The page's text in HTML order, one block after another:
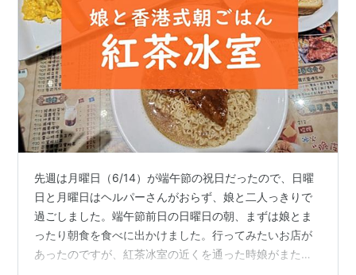
先週は月曜日（6/14）が端午節の祝日だったので、日曜
日と月曜日はヘルパーさんがおらず、娘と二人っきりで
過ごしました。端午節前日の日曜日の朝、まずは娘とま
ったり朝食を食べに出かけました。行ってみたいお店が
あったのですが、紅茶冰室の近くを通った時娘がまたも